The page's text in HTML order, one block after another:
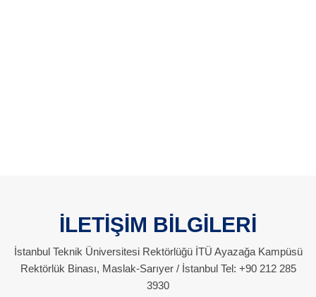
İLETİŞİM BİLGİLERİ
İstanbul Teknik Üniversitesi Rektörlüğü İTÜ Ayazağa Kampüsü
Rektörlük Binası, Maslak-Sarıyer / İstanbul Tel: +90 212 285
3930